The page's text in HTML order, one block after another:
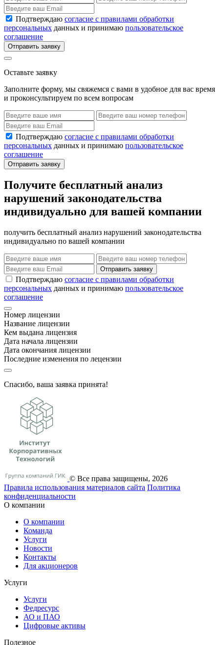
Подтверждаю согласие с правилами обработки
персональных данных и принимаю пользовательское
соглашение
Отправить заявку
Оставьте заявку
Заполните форму, мы свяжемся с вами в удобное для вас время
и проконсультируем по всем вопросам
Подтверждаю согласие с правилами обработки
персональных данных и принимаю пользовательское
соглашение
Отправить заявку
Получите бесплатный анализ
нарушений законодательства
индивидуально для вашей компании
получить бесплатный анализ нарушений законодательства
индивидуально по вашей компании
Отправить заявку
Подтверждаю согласие с правилами обработки
персональных данных и принимаю пользовательское
соглашение
Номер лицензии
Название лицензии
Кем выдана лицензия
Дата начала лицензии
Дата окончания лицензии
Последние изменения по лецензии
Спасибо, ваша заявка принята!
© Все права защищены, 2026
Правила использования материалов сайта Политика
конфиденциальности
О компании
О компании
Команда
Услуги
Новости
Контакты
Для акционеров
Услуги
Услуги
Федресурс
АО и ПАО
Цифровые активы
Полезное